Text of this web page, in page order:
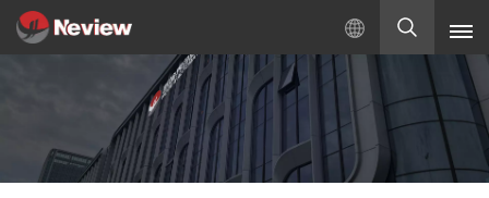
بالعربية
Русский